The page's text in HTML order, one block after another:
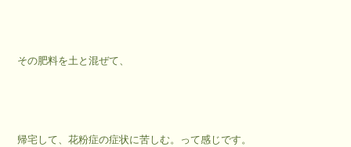
その肥料を土と混ぜて、
帰宅して、花粉症の症状に苦しむ。って感じです。